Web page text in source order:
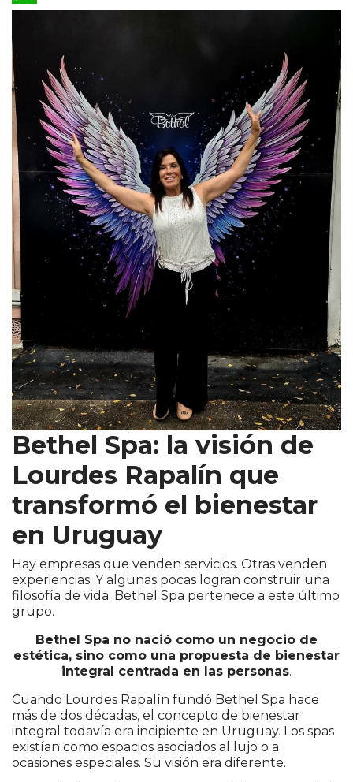
WhatsApp
Bethel Spa: la visión de
Lourdes Rapalín que
transformó el bienestar
en Uruguay
Hay empresas que venden servicios. Otras venden
experiencias. Y algunas pocas logran construir una
filosofía de vida. Bethel Spa pertenece a este último
grupo.
Bethel Spa no nació como un negocio de
estética, sino como una propuesta de bienestar
integral centrada en las personas.
Cuando Lourdes Rapalín fundó Bethel Spa hace
más de dos décadas, el concepto de bienestar
integral todavía era incipiente en Uruguay. Los spas
existían como espacios asociados al lujo o a
ocasiones especiales. Su visión era diferente.